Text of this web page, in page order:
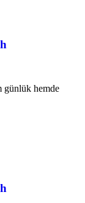
günlük hemde